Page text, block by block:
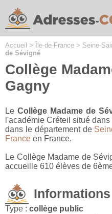
Accueil > Île-de-France > Seine-
de Sévigné
Collège
Gagny
LeCollège Madame de
l'académie Créteil situé dans
dans le département de
France en France.
Le Collège Madame de
accueille 610 élèves de
Type : collège public